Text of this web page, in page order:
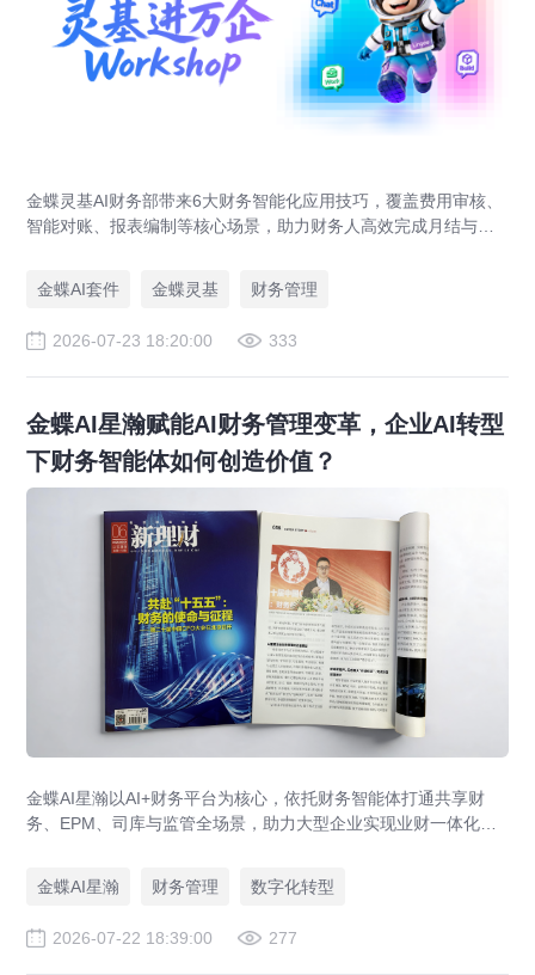
金蝶灵基AI财务部带来6大财务智能化应用技巧，覆盖费用审核、
智能对账、报表编制等核心场景，助力财务人高效完成月结与业
金蝶AI套件
金蝶灵基 财务管理
2026-07-23 18:20:00 333
金蝶AI星瀚赋能AI财务管理变革，企业AI转型
下财务智能体如何创造价值？
金蝶AI星瀚以AI+财务平台为核心，依托财务智能体打通共享财
务、EPM、司库与监管全场景，助力大型企业实现业财一体化与
金蝶AI星瀚 财务管理 数字化转型
2026-07-22 18:39:00 277